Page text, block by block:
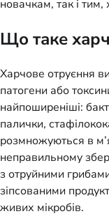
новачкам, так і
Що таке
Харчове отруєння
патогени або
найпоширеніші:
палички,
розмножуються в
неправильному
з отруйними
зіпсованими
живих мікробів.